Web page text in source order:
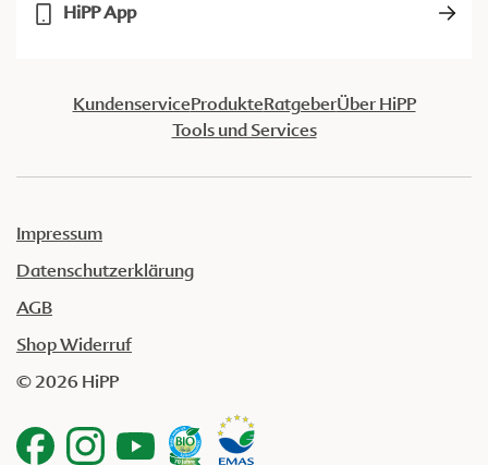
HiPP App
KundenserviceProdukteRatgeberÜber HiPP
Tools und Services
Impressum
Datenschutzerklärung
AGB
Shop Widerruf
© 2026 HiPP